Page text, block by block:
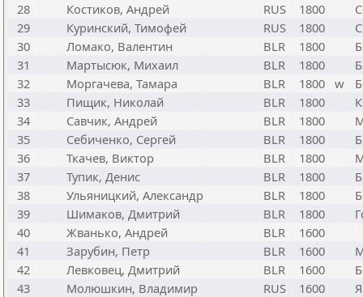
28
Костиков, Андрей RUS 1800
29
Куринский, Тимофей RUS 1800
30
Ломако, Валентин BLR 1800
31
Мартысюк, Михаил BLR 1800
32
Моргачева, Тамара BLR 1800 w
33
Пищик, Николай BLR 1800
34
Савчик, Андрей BLR 1800
35
Себиченко, Сергей BLR 1800
36
Ткачев, Виктор BLR 1800
37
Тупик, Денис BLR 1800
38
Ульяницкий, Александр BLR 1800
39
Шимаков, Дмитрий BLR 1800
40
Жванько, Андрей BLR
1600
41
Зарубин, Петр BLR 1600
42
Левковец, Дмитрий BLR 1600
43
Молюшкин, Владимир RUS 1600